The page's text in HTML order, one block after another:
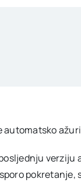
verziju
pokretanje,